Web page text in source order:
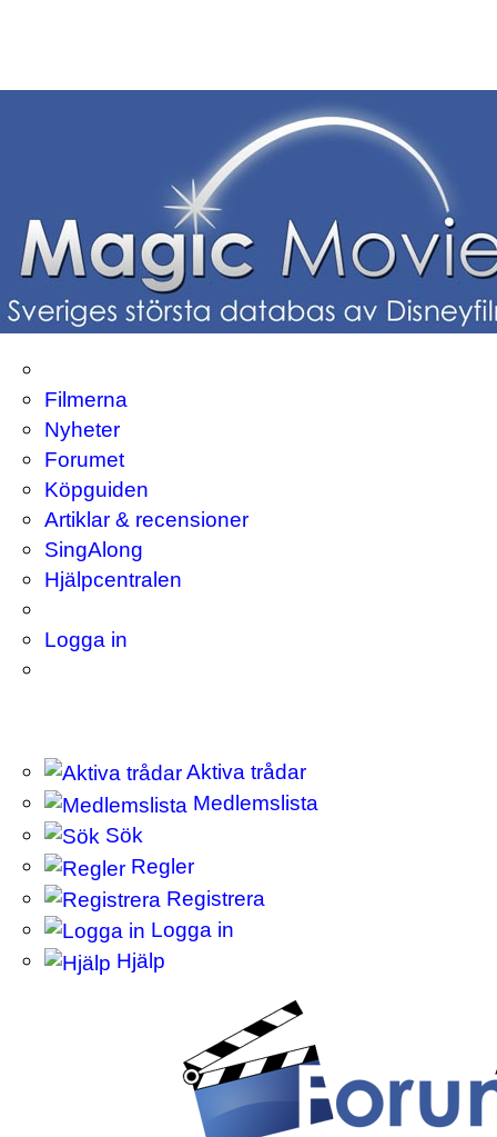
Filmerna
Nyheter
Forumet
Köpguiden
Artiklar & recensioner
SingAlong
Hjälpcentralen
Logga in
Aktiva trådar
Medlemslista
Sök
Regler
Registrera
Logga in
Hjälp